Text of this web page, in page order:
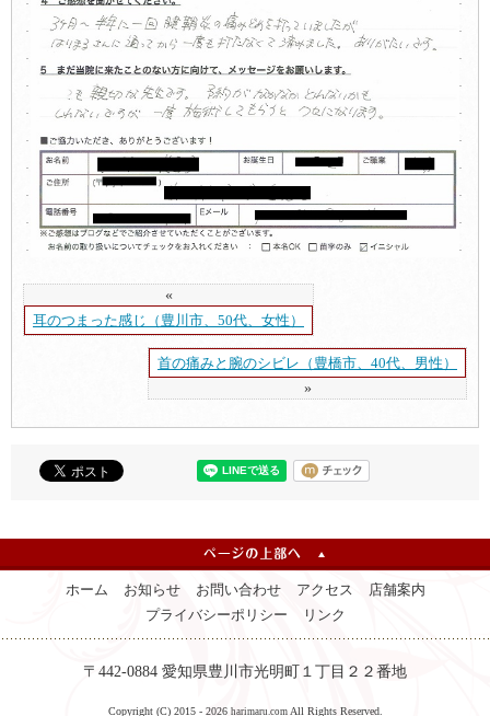
«
耳のつまった感じ（豊川市、50代、女性）
首の痛みと腕のシビレ（豊橋市、40代、男性）
»
ホーム お知らせ お問い合わせ アクセス
店舗案内
プライバシーポリシー
リンク
〒442-0884 愛知県豊川市光明町１丁目２２番地
Copyright (C) 2015 - 2026 harimaru.comAll Rights Reserved.